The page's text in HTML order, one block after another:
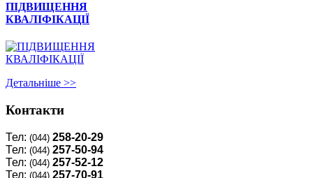
ПІДВИЩЕННЯ
КВАЛІФІКАЦІЇ
Детальнiше >>
Контакти
Тел: (044) 258-20-29
Тел: (044) 257-50-94
Тел: (044) 257-52-12
Тел: (044) 257-70-91